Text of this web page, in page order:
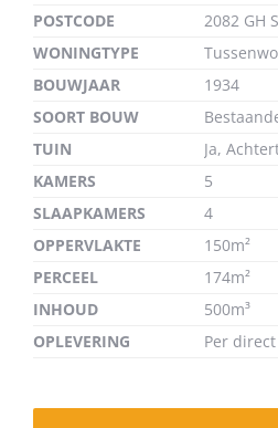
POSTCODE
2082 GH
WONINGTYPE
BOUWJAAR
1934
SOORT BOUW
TUIN
Ja,
KAMERS
5
SLAAPKAMERS
4
OPPERVLAKTE
150m²
PERCEEL
174m²
INHOUD
500m³
OPLEVERING
Per direct